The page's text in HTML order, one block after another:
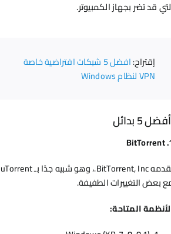
قد تضر بجهاز الكمبيوتر.
إقتراح:
افضل 5 شبكات افتراضية خاصة
VPN لنظام Windows
BitTorrent
يقدمه BitTorrent, Inc.، وهو شبيه جدًا بـ uTorrent
بعض التغييرات الطفيفة.
المتاحة: